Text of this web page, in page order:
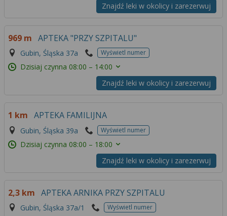
Znajdź leki w okolicy i zarezerwuj
969 m APTEKA "PRZY SZPITALU"
Gubin, Śląska 37a Wyświetl numer
Dzisiaj czynna 08:00 – 14:00
Znajdź leki w okolicy i zarezerwuj
1 km APTEKA FAMILIJNA
Gubin, Śląska 39a Wyświetl numer
Dzisiaj czynna 08:00 – 18:00
Znajdź leki w okolicy i zarezerwuj
2,3 km APTEKA ARNIKA PRZY SZPITALU
Gubin, Śląska 37a/1 Wyświetl numer